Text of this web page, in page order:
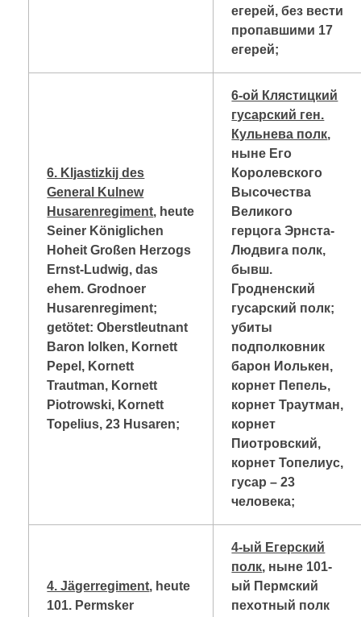
егерей, без вести
пропавшими 17
егерей;
6. Kljastizkij des
General Kulnew
Husarenregiment, heute
Seiner Königlichen
Hoheit Großen Herzogs
Ernst-Ludwig, das
ehem. Grodnoer
Husarenregiment;
getötet: Oberstleutnant
Baron Iolken, Kornett
Pepel, Kornett
Trautman, Kornett
Piotrowski, Kornett
Topelius, 23 Husaren;
6-ой Клястицкий
гусарский ген.
Кульнева полк,
ныне Его
Королевского
Высочества
Великого
герцога Эрнста-
Людвига полк,
бывш.
Гродненский
гусарский полк;
убиты
подполковник
барон Иолькен,
корнет Пепель,
корнет Траутман,
корнет
Пиотровский,
корнет Топелиус,
гусар – 23
человека;
4. Jägerregiment, heute
101. Permsker
4-ый Егерский
полк, ныне 101-
ый Пермский
пехотный полк